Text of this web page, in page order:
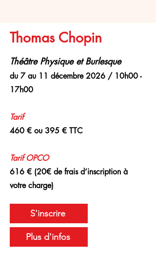
Thomas Chopin
Théâtre Physique et Burlesque
du 7 au 11 décembre 2026 / 10h00 -
17h00
Tarif
460 € ou 395 € TTC
Tarif OPCO
616 € (20€ de frais d’inscription à
votre charge)
S'inscrire
Plus d'infos